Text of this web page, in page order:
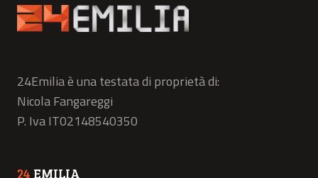
24Emilia è una testata di proprietà di:
Nicola Fangareggi
P. Iva IT02148540350
24 EMILIA